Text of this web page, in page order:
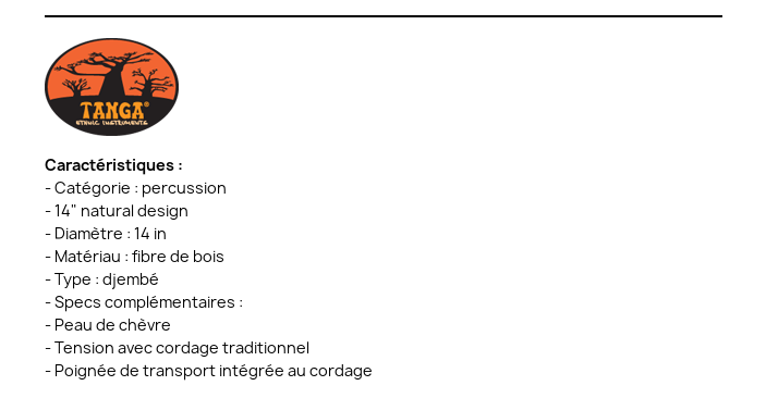
Caractéristiques :
- Catégorie : percussion
- 14" natural design
- Diamètre : 14 in
- Matériau : fibre de bois
- Type : djembé
- Specs complémentaires :
- Peau de chèvre
- Tension avec cordage traditionnel
- Poignée de transport intégrée au cordage